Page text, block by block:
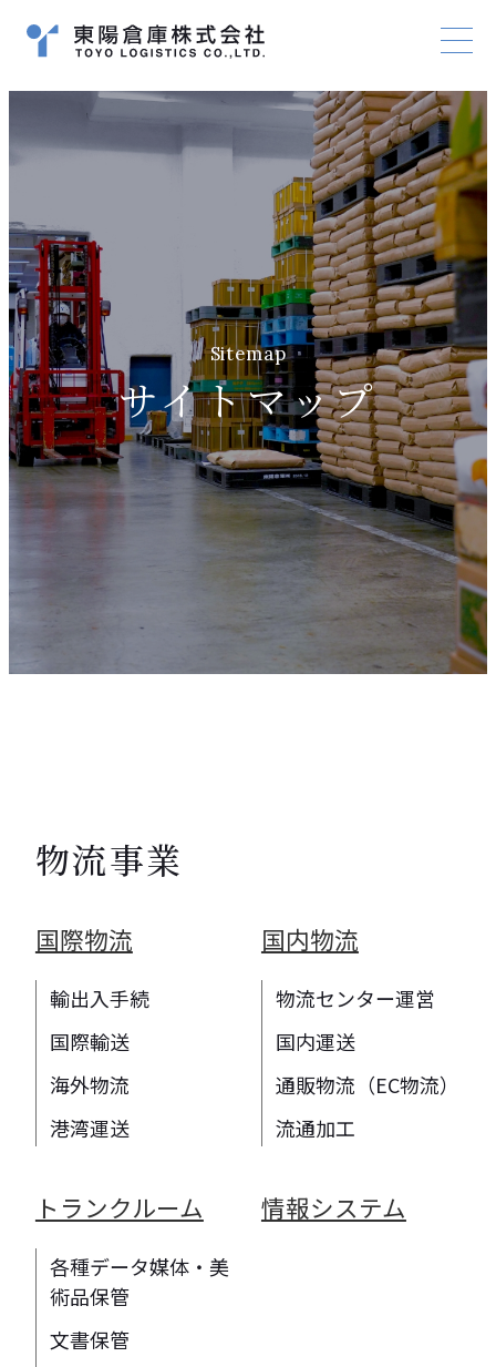
Sitemap
サイトマップ
物流事業
国際物流
輸出入手続
国際輸送
海外物流
港湾運送
国内物流
物流センター運営
国内運送
通販物流（EC物流）
流通加工
トランクルーム
各種データ媒体・美
術品保管
文書保管
情報システム